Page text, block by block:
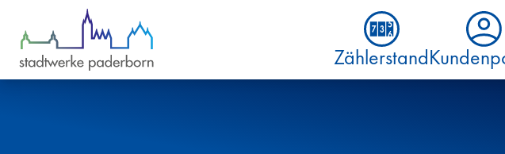
Zum Inhalt springen
Zählerstand